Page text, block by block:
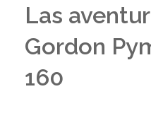
Las
Gordon
160